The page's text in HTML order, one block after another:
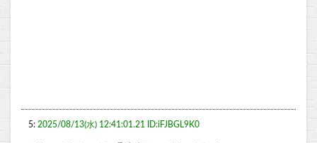
5: 2025/08/13(水) 12:41:01.21 ID:iFJBGL9K0